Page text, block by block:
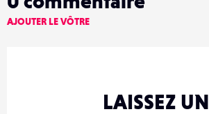
AJOUTER LE VÔTRE
LAISSEZ UN